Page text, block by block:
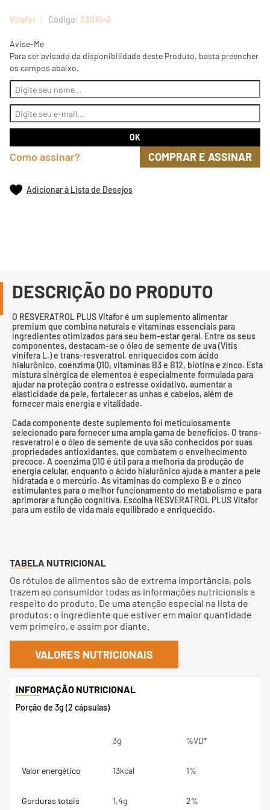
Vitafor 23010-0
Avise-Me
Para ser avisado da disponibilidade deste Produto, basta preencher
os campos abaixo.
Como assinar? COMPRAR E ASSINAR
Adicionar à Lista de Desejos
DESCRIÇÃO DO PRODUTO
O RESVERATROL PLUS Vitafor é um suplemento alimentar
premium que combina naturais e vitaminas essenciais para
ingredientes otimizados para seu bem-estar geral. Entre os seus
componentes, destacam-se o óleo de semente de uva (Vitis
vinifera L.) e trans-resveratrol, enriquecidos com ácido
hialurônico, coenzima Q10, vitaminas B3 e B12, biotina e zinco. Esta
mistura sinérgica de elementos é especialmente formulada para
ajudar na proteção contra o estresse oxidativo, aumentar a
elasticidade da pele, fortalecer as unhas e cabelos, além de
fornecer mais energia e vitalidade.
Cada componente deste suplemento foi meticulosamente
selecionado para fornecer uma ampla gama de benefícios. O trans-
resveratrol e o óleo de semente de uva são conhecidos por suas
propriedades antioxidantes, que combatem o envelhecimento
precoce. A coenzima Q10 é útil para a melhoria da produção de
energia celular, enquanto o ácido hialurônico ajuda a manter a pele
hidratada e o mercúrio. As vitaminas do complexo B e o zinco
estimulantes para o melhor funcionamento do metabolismo e para
aprimorar a função cognitiva. Escolha RESVERATROL PLUS Vitafor
para um estilo de vida mais equilibrado e enriquecido.
TABELA NUTRICIONAL
Os rótulos de alimentos são de extrema importância, pois
trazem ao consumidor todas as informações nutricionais a
respeito do produto. De uma atenção especial na lista de
produtos: o ingrediente que estiver em maior quantidade
vem primeiro, e assim por diante.
VALORES NUTRICIONAIS
Porção de 3g (2 cápsulas)
3g %VD*
Valor energético 13kcal 1%
Gorduras totais 1,4g 2%